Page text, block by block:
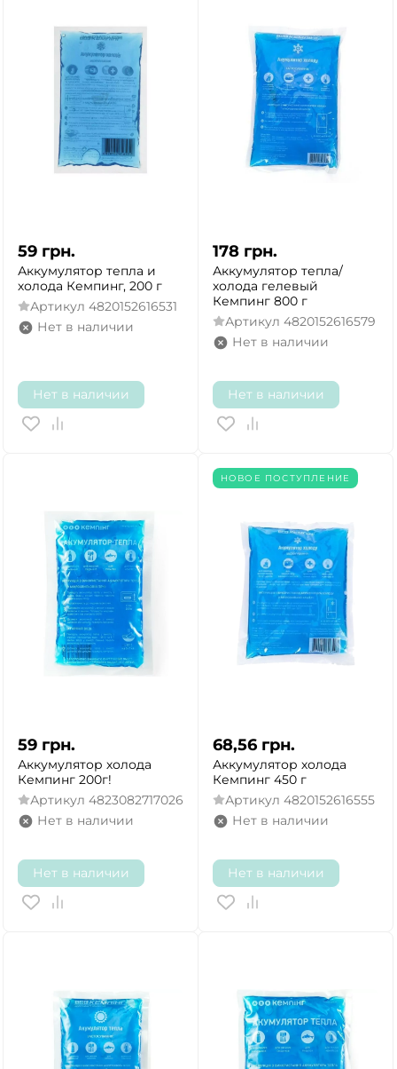
59 грн.
Аккумулятор тепла и
холода Кемпинг, 200 г
Артикул 4820152616531
Нет в наличии
Нет в наличии
178 грн.
Аккумулятор тепла/
холода гелевый
Кемпинг 800 г
Артикул 4820152616579
Нет в наличии
Нет в наличии
59 грн.
Аккумулятор холода
Кемпинг 200г!
Артикул 4823082717026
Нет в наличии
Нет в наличии
НОВОЕ ПОСТУПЛЕНИЕ
68,56 грн.
Аккумулятор холода
Кемпинг 450 г
Артикул 4820152616555
Нет в наличии
Нет в наличии